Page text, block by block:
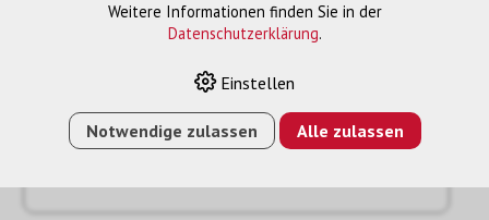
Weitere Informationen finden Sie in der
Datenschutzerklärung.
Einstellen
Notwendige zulassen Alle zulassen